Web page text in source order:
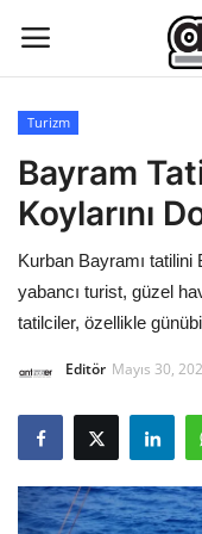
Künye
Eğitim
Aktüel Magazin
Asayiş
Çevre
Turizm
Bayram
Koylarını
Kurban Bayramı tatilini
yabancı turist, güzel
tatilciler, özellikle
Editör Mayıs 30,